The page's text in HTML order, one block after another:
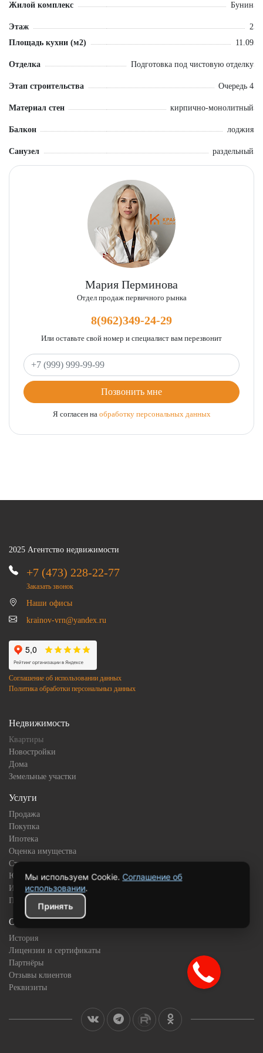
ДЛЯ НОВОСЕЛОВ.
ЗВОНИТЕ!
Жилой комплекс Бунин
Этаж
2
Площадь кухни (м2)
11.09
Отделка Подготовка под чистовую отделку
Этап строительства Очередь 4
Материал стен кирпично-монолитный
Балкон лоджия
Санузел раздельный
Мария Перминова
Отдел продаж первичного рынка
8(962)349-24-29
Или оставьте свой номер и специалист вам перезвонит
Позвонить мне
Я согласен на обработку персональных данных
2025 Агентство недвижимости
+7 (473) 228-22-77
Заказать звонок
Наши офисы
krainov-vrn@yandex.ru
Соглашение об использовании данных
Политика обработки персональныз данных
Недвижимость
Квартиры
Новостройки
Дома
Земельные участки
Услуги
Продажа
Покупка
Ипотека
Оценка имущества
Страхование
Юридическое сопровождение
Инвестиционная недвижимость
Подбор квартиры в новостройке
О компании
История
Лицензии и сертификаты
Партнёры
Отзывы клиентов
Реквизиты
Мы используем Cookie. Соглашение об
использовании.
Принять